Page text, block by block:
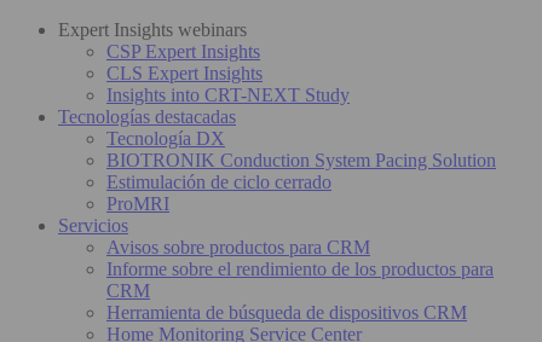
Expert Insights webinars
CSP Expert Insights
CLS Expert Insights
Insights into CRT-NEXT Study
Tecnologías destacadas
Tecnología DX
BIOTRONIK Conduction System Pacing Solution
Estimulación de ciclo cerrado
ProMRI
Servicios
Avisos sobre productos para CRM
Informe sobre el rendimiento de los productos para
CRM
Herramienta de búsqueda de dispositivos CRM
Home Monitoring Service Center